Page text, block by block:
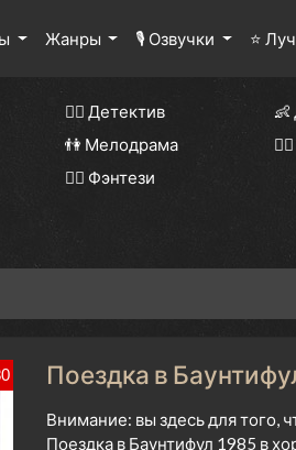
Жанры 🎙 Озвучки ⭐
🕵️‍♂️ Детектив
👶
👫 Мелодрама
🧝‍♂️ Фэнтези
Поездка в
Внимание: вы здесь для того,
Поездка в Баунтифул 1985 в